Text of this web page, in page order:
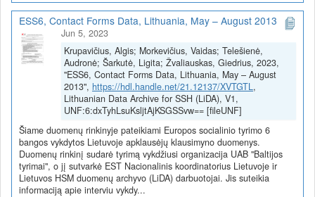
ESS6, Contact Forms Data, Lithuania, May – August 2013
Jun 5, 2023
Krupavičius, Algis; Morkevičius, Vaidas; Telešienė,
Audronė; Šarkutė, Ligita; Žvaliauskas, Giedrius, 2023,
"ESS6, Contact Forms Data, Lithuania, May – August
2013", https://hdl.handle.net/21.12137/XVTGTL,
Lithuanian Data Archive for SSH (LiDA), V1,
UNF:6:dxTyhLsuKsljtAjKSGSSvw== [fileUNF]
Šiame duomenų rinkinyje pateikiami Europos socialinio tyrimo 6
bangos vykdytos Lietuvoje apklausėjų klausimyno duomenys.
Duomenų rinkinį sudarė tyrimą vykdžiusi organizacija UAB "Baltijos
tyrimai", o jį sutvarkė EST Nacionalinis koordinatorius Lietuvoje ir
Lietuvos HSM duomenų archyvo (LiDA) darbuotojai. Jis suteikia
informaciją apie interviu vykdy...